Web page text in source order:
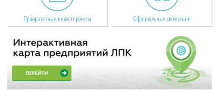
Приоритетные инвестпроекты Официальные делегации